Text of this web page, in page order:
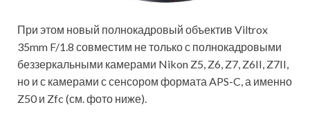
При этом новый полнокадровый объектив Viltrox
35mm F/1.8 совместим не только с полнокадровыми
беззеркальными камерами Nikon Z5, Z6, Z7, Z6II, Z7II,
но и с камерами с сенсором формата APS-C, а именно
Z50 и Zfc (см. фото ниже).